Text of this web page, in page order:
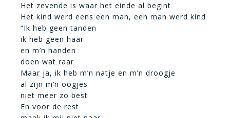
Het zevende is waar het einde al begint
Het kind werd eens een man, een man werd kind
“Ik heb geen tanden
ik heb geen haar
en m’n handen
doen wat raar
Maar ja, ik heb m’n natje en m’n droogje
al zijn m’n oogjes
niet meer zo best
En voor de rest